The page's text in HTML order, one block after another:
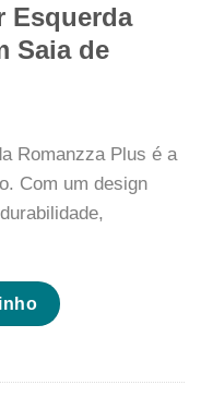
Esquerda
Saia de
Romanzza Plus é a
Com um design